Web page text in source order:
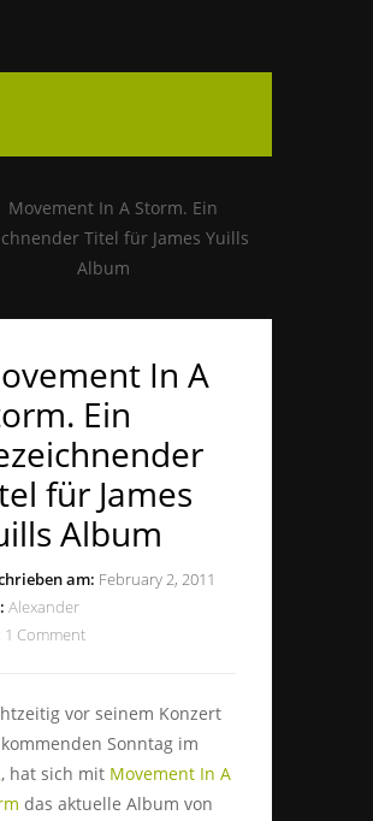
In A
Ein
für James
Album
am: February 2, 2011
Alexander
1 Comment
vor seinem Konzert
Sonntag im
, hat sich mit Movement In A
das aktuelle Album von